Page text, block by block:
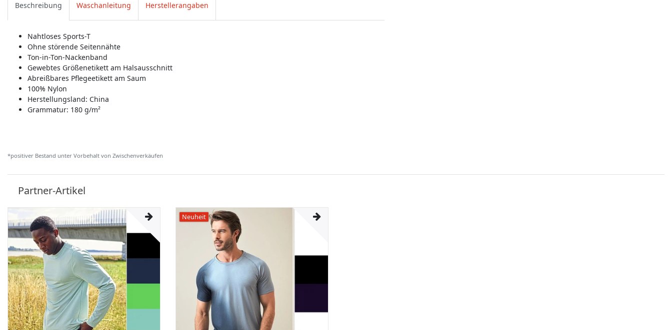
Beschreibung Waschanleitung Herstellerangaben
Nahtloses Sports-T
Ohne störende Seitennähte
Ton-in-Ton-Nackenband
Gewebtes Größenetikett am Halsausschnitt
Abreißbares Pflegeetikett am Saum
100% Nylon
Herstellungsland: China
Grammatur: 180 g/m²
*positiver Bestand unter Vorbehalt von Zwischenverkäufen
Partner-Artikel
Neuheit